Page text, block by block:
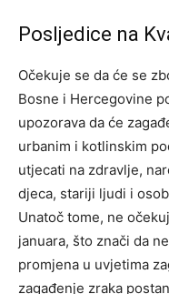
Posljedice na
Očekuje se da će se
Bosne i Hercegovine
upozorava da će
urbanim i kotlinskim
utjecati na zdravlje,
djeca, stariji ljudi i
Unatoč tome, ne
januara, što znači da
promjena u uvjetima
zagađenje zraka